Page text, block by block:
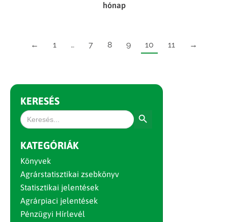
hónap
← 1 … 7 8 9 10 11 →
KERESÉS
Search
for:
KATEGÓRIÁK
Könyvek
Agrárstatisztikai zsebkönyv
Statisztikai jelentések
Agrárpiaci jelentések
Pénzügyi Hírlevél